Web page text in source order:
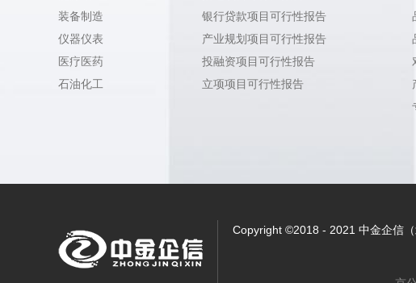
装备制造
仪器仪表
医疗医药
石油化工
银行贷款项目可行性报告
产业规划项目可行性报告
投融资项目可行性报告
立项项目可行性报告
Copyright ©2018 - 2021 中金企信